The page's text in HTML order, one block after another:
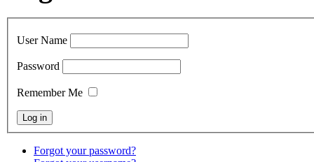
User Name
Password
Remember Me
Forgot your password?